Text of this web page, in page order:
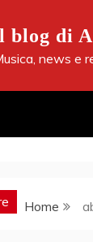
blog di
news e
Home